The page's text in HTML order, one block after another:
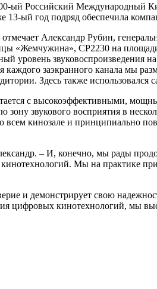
ый Российский Международный
13-ый год подряд обеспечила
Александр Рубин,
«Жемчужина», CP2230 на
уровень звуковоспроизведения
каждого заэкранного канала мы
Здесь также использовался
с высокоэффективными,
звукового восприятия в
кинозале и принципиально
– И, конечно, мы рады
Мы на практике
и демонстрирует свою
цифровых кинотехнологий, мы